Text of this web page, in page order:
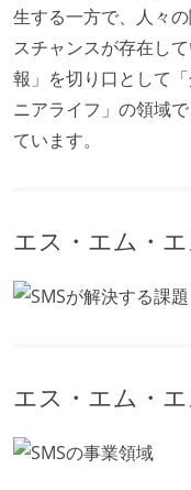
生する一方で、人々
スチャンスが存在し
報」を切り口として
ニアライフ」の領域
ています。
エス・エム・
エス・エム・